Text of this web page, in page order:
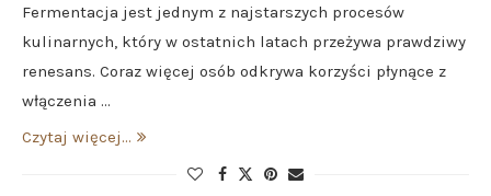
Fermentacja jest jednym z najstarszych procesów
kulinarnych, który w ostatnich latach przeżywa prawdziwy
renesans. Coraz więcej osób odkrywa korzyści płynące z
włączenia …
Czytaj więcej...